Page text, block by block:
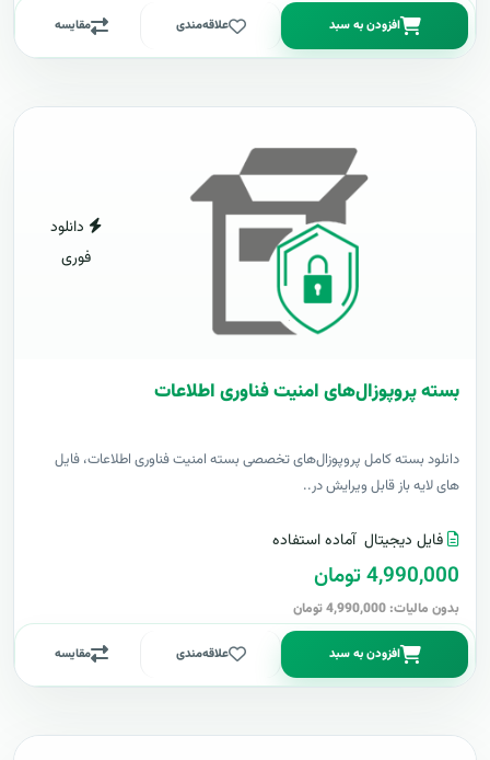
افزودن به سبد علاقه‌مندی مقایسه
دانلود
فوری
بسته پروپوزال‌های امنیت فناوری اطلاعات
دانلود بسته کامل پروپوزال‌های تخصصی بسته امنیت فناوری اطلاعات، فایل
های لایه باز قابل ویرایش در..
فایل دیجیتال آماده استفاده
4,990,000 تومان
بدون مالیات: 4,990,000 تومان
افزودن به سبد علاقه‌مندی مقایسه